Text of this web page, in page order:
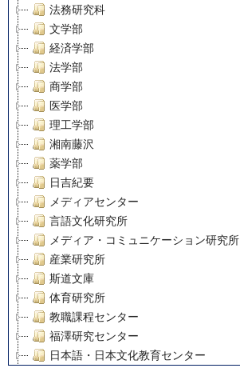
法務研究科
文学部
経済学部
法学部
商学部
医学部
理工学部
湘南藤沢
薬学部
日吉紀要
メディアセンター
言語文化研究所
メディア・コミュニケーション研究所
産業研究所
斯道文庫
体育研究所
教職課程センター
福澤研究センター
日本語・日本文化教育センター